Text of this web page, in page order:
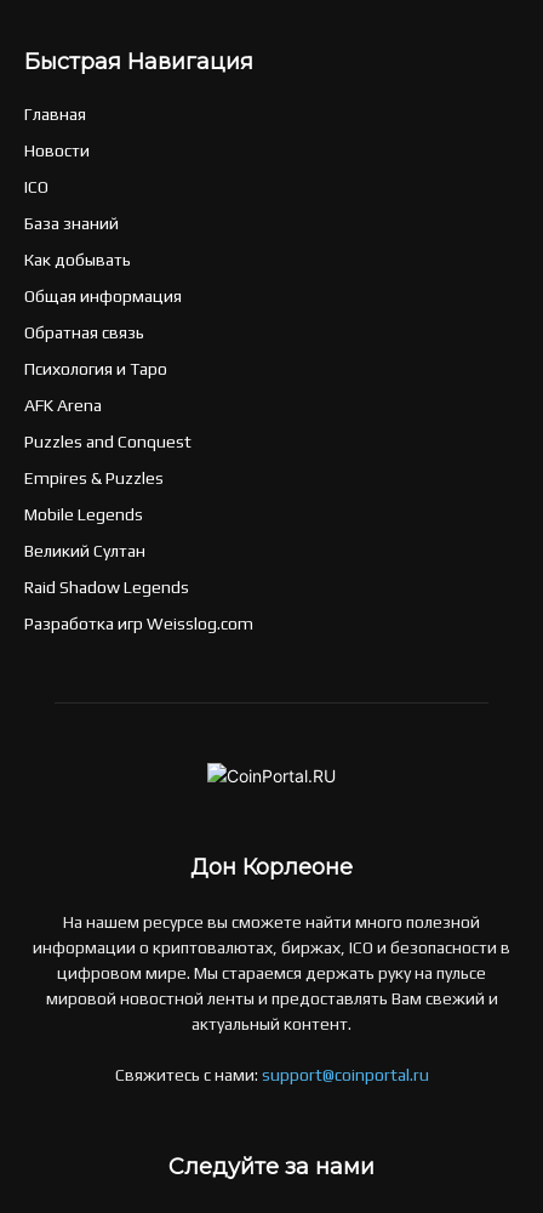
Быстрая Навигация
Главная
Новости
ICO
База знаний
Как добывать
Общая информация
Обратная связь
Психология и Таро
AFK Arena
Puzzles and Conquest
Empires & Puzzles
Mobile Legends
Великий Султан
Raid Shadow Legends
Разработка игр Weisslog.com
Дон Корлеоне
На нашем ресурсе вы сможете найти много полезной
информации о криптовалютах, биржах, ICO и безопасности в
цифровом мире. Мы стараемся держать руку на пульсе
мировой новостной ленты и предоставлять Вам свежий и
актуальный контент.
Свяжитесь с нами: support@coinportal.ru
Следуйте за нами